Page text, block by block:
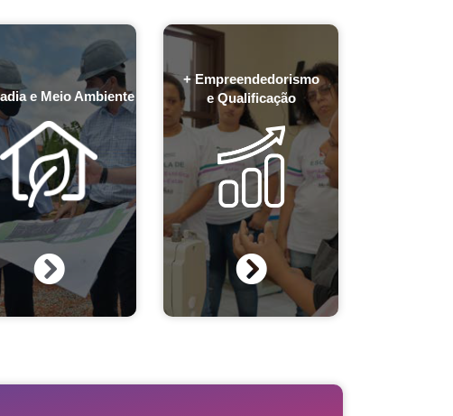
e Meio Ambiente
+ Empreendedorismo
e Qualificação